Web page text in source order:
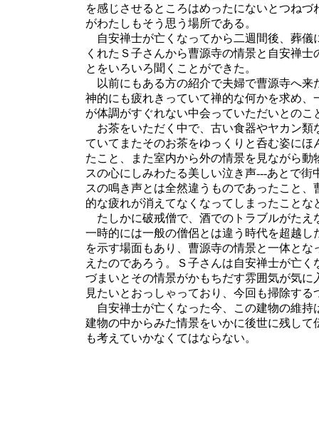
を感じさせるところはめったにないとつねづ
がわたしもそう思う場所である。
自安禅士が亡くなってから二週間後、葬儀
くれたＳ子さんから曹源寺の情景と自安禅
とをいろいろ聞くことができた。
以前にもある方の紹介で夫婦で曹源寺へ来
神的にも疲れきっていて禅的な何かを求め、
が体調がすぐれない中会っていただいとのこ
お茶をいただく中で、古い食器やヤカン類
ていてまたそのお茶をゆっくりと呑む姿にほ
たこと、また室内から外の情景を見ながら動
スの心にしみわたる美しい泣き声---あとで街
スの鳴き声とは全然違うものであったこと、
的な疲れが消えてなくなってしまったことな
たしかに破戒僧で、酒でのトラブルがたえ
一時的には一般の僧侶とは違う時代を超越し
を示す場面もあり、曹源寺の情景と一体とな
えたのであろう。Ｓ子さんは自安禅士が亡く
づまいとその情景がかもちだす雰囲気が気に
見たいとおっしゃっており、今回も掃除する
自安禅士が亡くなった今、この建物の維持
建物の中からみた情景をいかに後世に残して
も考えていかなくてはならない。